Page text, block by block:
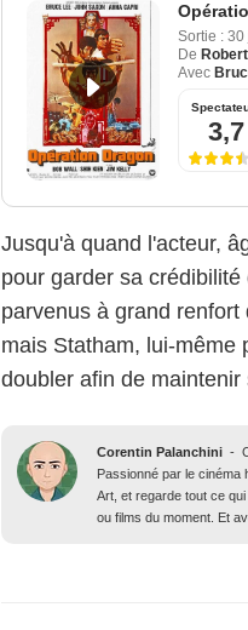
Sortie : 30
De
Avec
3,7
Jusqu'à quand l'acteur,
pour garder sa
parvenus à grand
mais Statham, lui-même
doubler afin de
Corentin Palanchini -
Passionné par le cinéma
Art, et regarde tout ce
ou films du moment. Et